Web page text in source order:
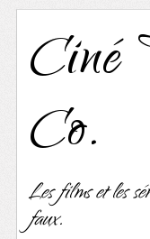
Ciné
Co.
Les films et les
faux.